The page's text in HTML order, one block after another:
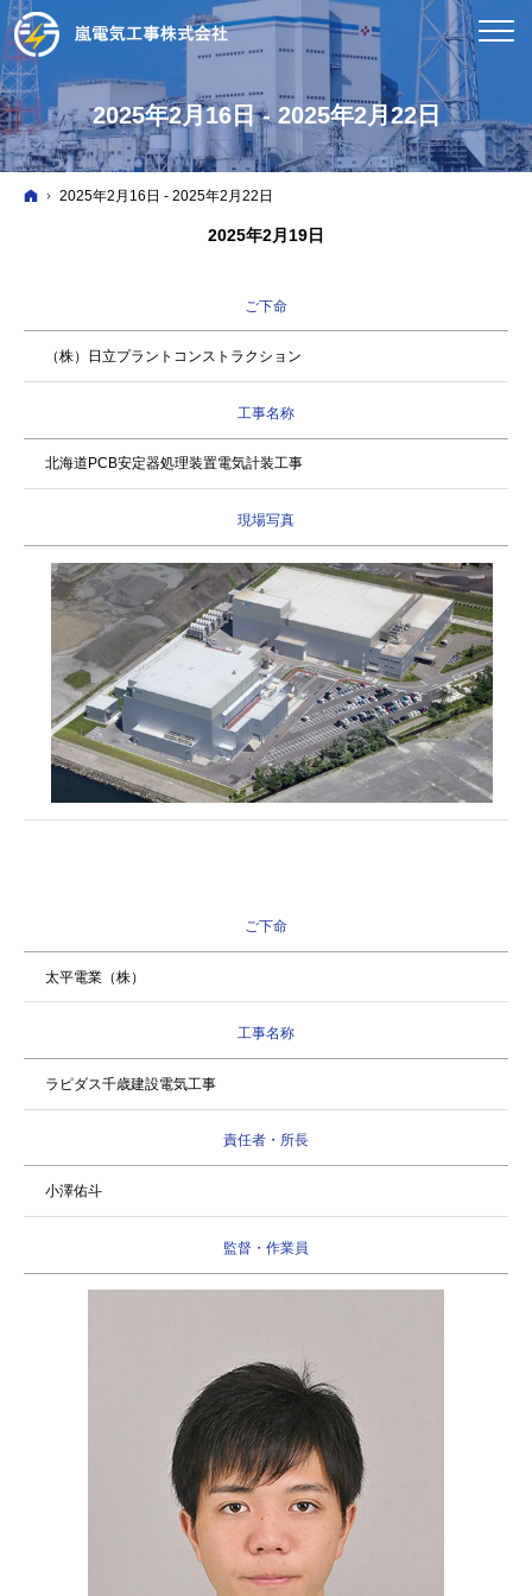
2025年2月16日 - 2025年2月22日
ホーム
2025年2月16日 - 2025年2月22日
2025年2月19日
ご下命
（株）日立プラントコンストラクション
工事名称
北海道PCB安定器処理装置電気計装工事
現場写真
ご下命
太平電業（株）
工事名称
ラピダス千歳建設電気工事
責任者・所長
小澤佑斗
監督・作業員